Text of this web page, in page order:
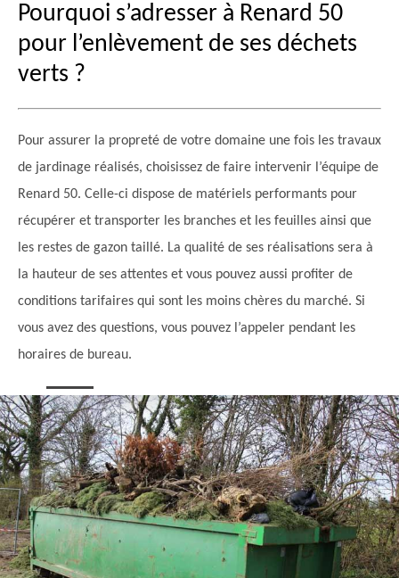
Pourquoi s’adresser à Renard 50
pour l’enlèvement de ses déchets
verts ?
Pour assurer la propreté de votre domaine une fois les travaux
de jardinage réalisés, choisissez de faire intervenir l’équipe de
Renard 50. Celle-ci dispose de matériels performants pour
récupérer et transporter les branches et les feuilles ainsi que
les restes de gazon taillé. La qualité de ses réalisations sera à
la hauteur de ses attentes et vous pouvez aussi profiter de
conditions tarifaires qui sont les moins chères du marché. Si
vous avez des questions, vous pouvez l’appeler pendant les
horaires de bureau.